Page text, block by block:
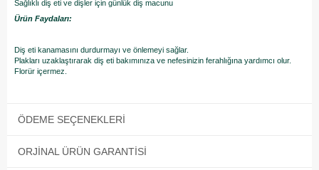
Sağlıklı diş eti ve dişler için günlük diş macunu
Ürün Faydaları:
Diş eti kanamasını durdurmayı ve önlemeyi sağlar.
Plakları uzaklaştırarak diş eti bakımınıza ve nefesinizin ferahlığına yardımcı olur.
Florür içermez.
ÖDEME SEÇENEKLERI
ORJINAL ÜRÜN GARANTISI